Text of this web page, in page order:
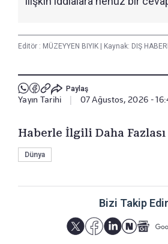
Editör : MÜZEYYEN BIYIK | Kaynak: DIŞ
Paylaş
Yayın Tarihi 07 Ağustos, 2026 -
Haberle İlgili Daha Fazlası
Dünya
Bizi Takip